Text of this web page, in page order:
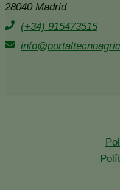
28040 Madrid
(+34) 915473515